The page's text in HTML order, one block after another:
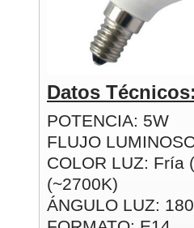
Datos
POTENCIA: 5W
FLUJO
COLOR LUZ: Fría
(~2700K)
ÁNGULO LUZ: